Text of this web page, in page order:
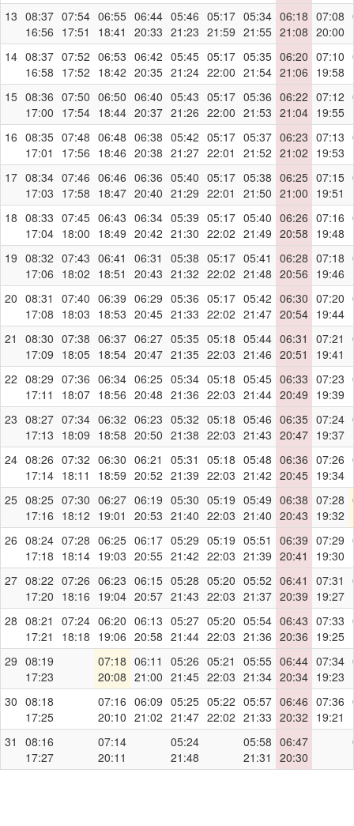
13 08:37
16:56
07:54
17:51
06:55
18:41
06:44
20:33
05:46
21:23
05:17
21:59
05:34
21:55
06:18
21:08
07:08
20:00
14 08:37
16:58
07:52
17:52
06:53
18:42
06:42
20:35
05:45
21:24
05:17
22:00
05:35
21:54
06:20
21:06
07:10
19:58
15 08:36
17:00
07:50
17:54
06:50
18:44
06:40
20:37
05:43
21:26
05:17
22:00
05:36
21:53
06:22
21:04
07:12
19:55
16 08:35
17:01
07:48
17:56
06:48
18:46
06:38
20:38
05:42
21:27
05:17
22:01
05:37
21:52
06:23
21:02
07:13
19:53
17 08:34
17:03
07:46
17:58
06:46
18:47
06:36
20:40
05:40
21:29
05:17
22:01
05:38
21:50
06:25
21:00
07:15
19:51
18 08:33
17:04
07:45
18:00
06:43
18:49
06:34
20:42
05:39
21:30
05:17
22:02
05:40
21:49
06:26
20:58
07:16
19:48
19 08:32
17:06
07:43
18:02
06:41
18:51
06:31
20:43
05:38
21:32
05:17
22:02
05:41
21:48
06:28
20:56
07:18
19:46
20 08:31
17:08
07:40
18:03
06:39
18:53
06:29
20:45
05:36
21:33
05:17
22:02
05:42
21:47
06:30
20:54
07:20
19:44
21
08:30
17:09
07:38
18:05
06:37
18:54
06:27
20:47
05:35
21:35
05:18
22:03
05:44
21:46
06:31
20:51
07:21
19:41
22 08:29
17:11
07:36
18:07
06:34
18:56
06:25
20:48
05:34
21:36
05:18
22:03
05:45
21:44
06:33
20:49
07:23
19:39
23 08:27
17:13
07:34
18:09
06:32
18:58
06:23
20:50
05:32
21:38
05:18
22:03
05:46
21:43
06:35
20:47
07:24
19:37
24 08:26
17:14
07:32
18:11
06:30
18:59
06:21
20:52
05:31
21:39
05:18
22:03
05:48
21:42
06:36
20:45
07:26
19:34
25 08:25
17:16
07:30
18:12
06:27
19:01
06:19
20:53
05:30
21:40
05:19
22:03
05:49
21:40
06:38
20:43
07:28
19:32
26 08:24
17:18
07:28
18:14
06:25
19:03
06:17
20:55
05:29
21:42
05:19
22:03
05:51
21:39
06:39
20:41
07:29
19:30
27 08:22
17:20
07:26
18:16
06:23
19:04
06:15
20:57
05:28
21:43
05:20
22:03
05:52
21:37
06:41
20:39
07:31
19:27
28 08:21
17:21
07:24
18:18
06:20
19:06
06:13
20:58
05:27
21:44
05:20
22:03
05:54
21:36
06:43
20:36
07:33
19:25
29 08:19
17:23
07:18
20:08
06:11
21:00
05:26
21:45
05:21
22:03
05:55
21:34
06:44
20:34
07:34
19:23
30 08:18
17:25
07:16
20:10
06:09
21:02
05:25
21:47
05:22
22:02
05:57
21:33
06:46
20:32
07:36
19:21
31
08:16
17:27
07:14
20:11
05:24
21:48
05:58
21:31
06:47
20:30